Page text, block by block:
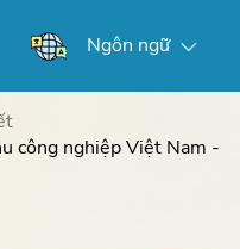
Ngôn ngữ
công nghiệp Việt Nam -